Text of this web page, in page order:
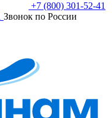
+7 (800) 301-52-41
Звонок по России